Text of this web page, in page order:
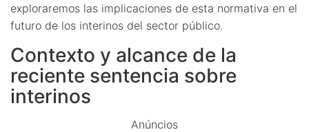
exploraremos las implicaciones de esta normativa en el
futuro de los interinos del sector público.
Contexto y alcance de la
reciente sentencia sobre
interinos
Anúncios